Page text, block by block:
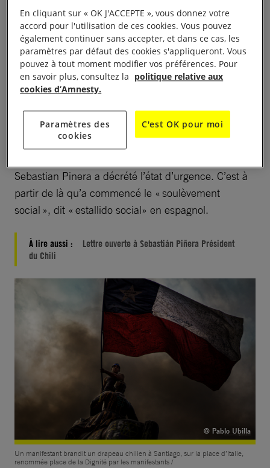
revendications : à la mi-octobre 2019, des milliers
de chiliens sont courageusement descendus dans la
rue afin de réclamer plus de justice sociale, d’égalité
et de respect pour les droits humains. Parmi leurs
revendications, ils demandaient une pension de
retraite décente, un meilleur accès au logement, à
l’éducation et une politique de santé publique de
qualité.
Sebastian Pinera a décrété l’état d’urgence. C’est à
partir de là qu’a commencé le « soulèvement
social », dit « estallido social» en espagnol.
À lire aussi :
Lettre ouverte à Sebastián Piñera Président
du Chili
© Pablo Ubilla
Un manifestant brandit un drapeau chilien à Santiago, sur la place d’Italie,
renommée place de la Dignité par les manifestants /
En cliquant sur « OK J'ACCEPTE », vous donnez votre
accord pour l'utilisation de ces cookies. Vous pouvez
également continuer sans accepter, et dans ce cas, les
paramètres par défaut des cookies s'appliqueront. Vous
pouvez à tout moment modifier vos préférences. Pour
en savoir plus, consultez la politique relative aux
cookies d’Amnesty.
Paramètres des
cookies
C'est OK pour moi